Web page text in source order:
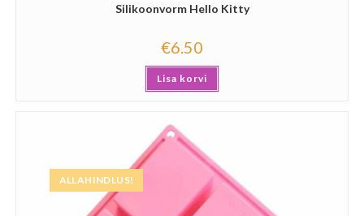
Silikoonvorm Hello Kitty
€6.50
Lisa korvi
ALLAHINDLUS!